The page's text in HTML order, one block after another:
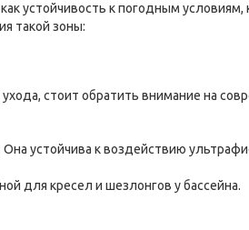
устойчивость к погодным
такой зоны:
стоит обратить внимание на
устойчива к воздействию
для кресел и шезлонгов у бассейна.